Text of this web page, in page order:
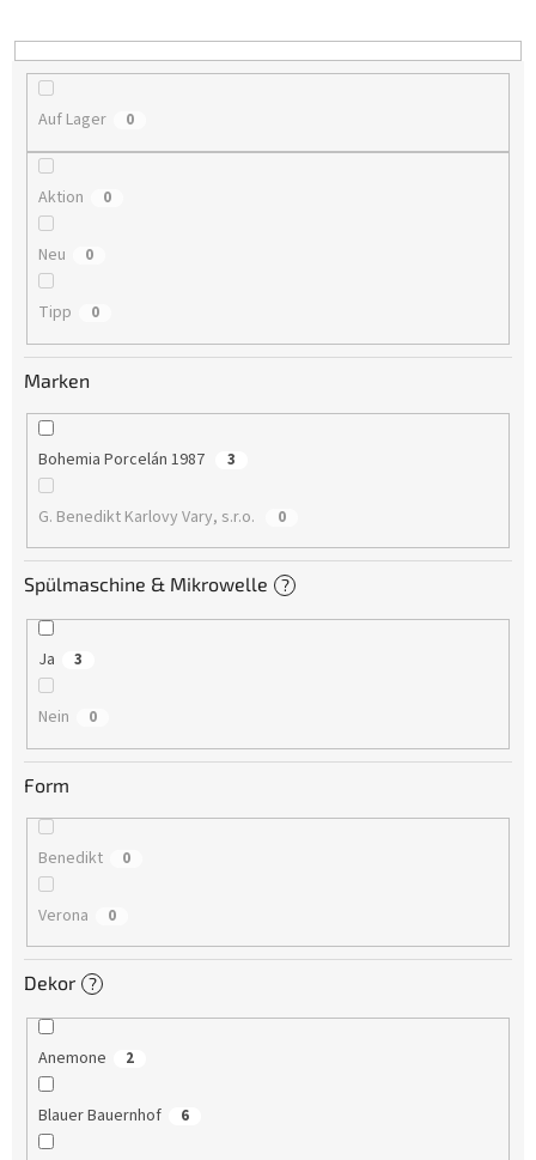
e
r
Auf Lager 0
Aktion 0
Neu 0
Tipp 0
Marken
Bohemia Porcelán 1987 3
G. Benedikt Karlovy Vary, s.r.o. 0
Spülmaschine & Mikrowelle ?
Ja 3
Nein 0
Form
Benedikt 0
Verona 0
Dekor ?
Anemone 2
Blauer Bauernhof 6